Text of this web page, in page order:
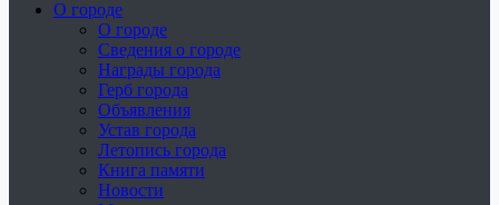
О городе
О городе
Сведения о городе
Награды города
Герб города
Объявления
Устав города
Летопись города
Книга памяти
Новости